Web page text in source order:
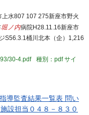
水807 107 275新座市野火
堀ノ内病院H28.11.16新座市
S56.3.1桶川北本（企）1,216
30-4.pdf
種別：pdfサイ
導監査結果一覧表 問い
設担当０４８－８３０